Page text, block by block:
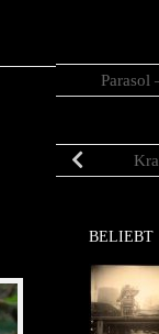
Parasol
BELIEBT